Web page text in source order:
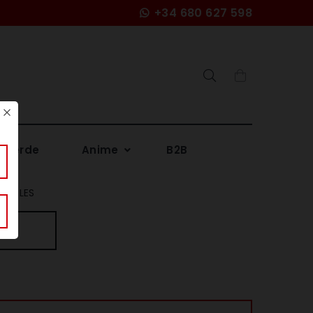
+34 680 627 598
Verde Anime B2B
BOLES